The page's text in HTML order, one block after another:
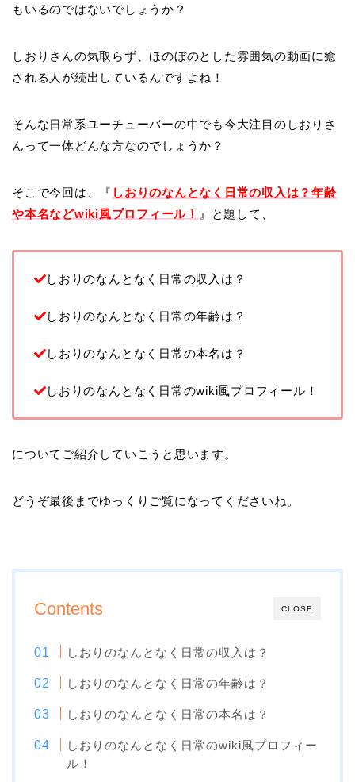
もいるのではないでしょうか？
しおりさんの気取らず、ほのぼのとした雰囲気の動画に癒
される人が続出しているんですよね！
そんな日常系ユーチューバーの中でも今大注目のしおりさ
んって一体どんな方なのでしょうか？
そこで今回は、『 しおりのなんとなく日常の収入は？年齢
や本名などwiki風プロフィール！
』と題して、
しおりのなんとなく日常の収入は？
しおりのなんとなく日常の年齢は？
しおりのなんとなく日常の本名は？
しおりのなんとなく日常のwiki風プロフィール！
についてご紹介していこうと思います。
どうぞ最後までゆっくりご覧になってくださいね。
CLOSE
Contents
しおりのなんとなく日常の収入は？
しおりのなんとなく日常の年齢は？
しおりのなんとなく日常の本名は？
しおりのなんとなく日常のwiki風プロフィー
ル！